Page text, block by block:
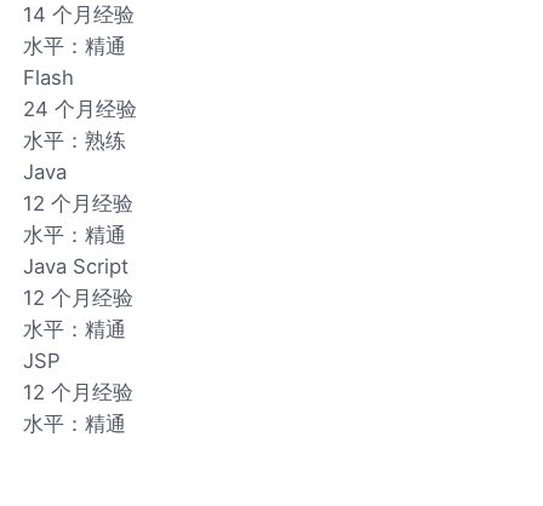
14 个月经验
水平：精通
Flash
24 个月经验
水平：熟练
Java
12 个月经验
水平：精通
Java Script
12 个月经验
水平：精通
JSP
12 个月经验
水平：精通